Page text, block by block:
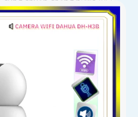
mọi điều kiện